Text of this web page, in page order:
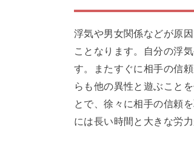
浮気や男女関係などが原
ことなります。自分の浮
す。またすぐに相手の信
らも他の異性と遊ぶこと
とで、徐々に相手の信頼
には長い時間と大きな労